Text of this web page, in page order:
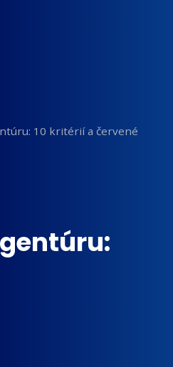
10 kritérií a červené